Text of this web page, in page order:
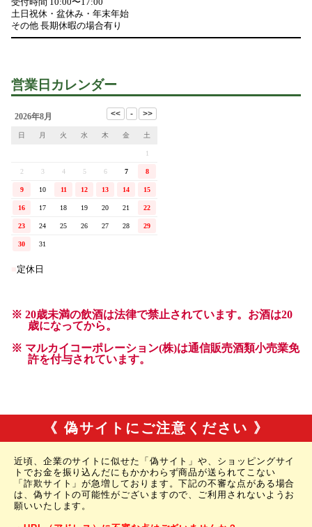
《 偽サイトにご注意ください 》
近頃、企業のサイトに似せた「偽サイト」や、ショッピングサイ
トでお金を振り込んだにもかかわらず商品が送られてこない
「詐欺サイト」が急増しております。下記の不審な点がある場合
は、偽サイトの可能性がございますので、ご利用されないようお
願いいたします。